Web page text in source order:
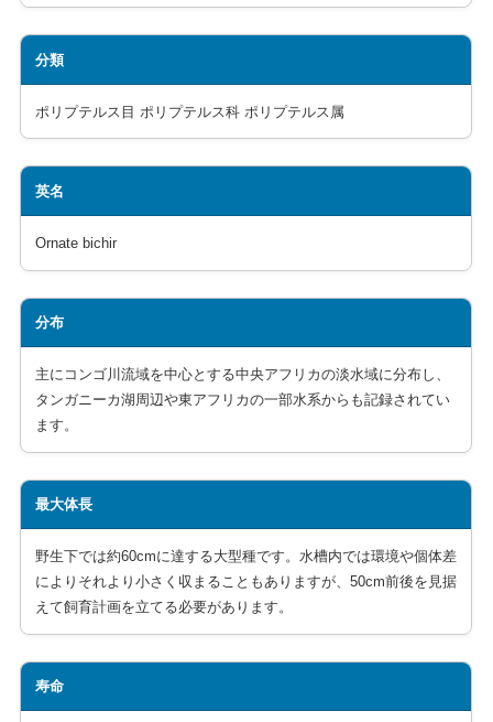
分類
ポリプテルス目 ポリプテルス科 ポリプテルス属
英名
Ornate bichir
分布
主にコンゴ川流域を中心とする中央アフリカの淡水域に分布し、
タンガニーカ湖周辺や東アフリカの一部水系からも記録されてい
ます。
最大体長
野生下では約60cmに達する大型種です。水槽内では環境や個体差
によりそれより小さく収まることもありますが、50cm前後を見据
えて飼育計画を立てる必要があります。
寿命